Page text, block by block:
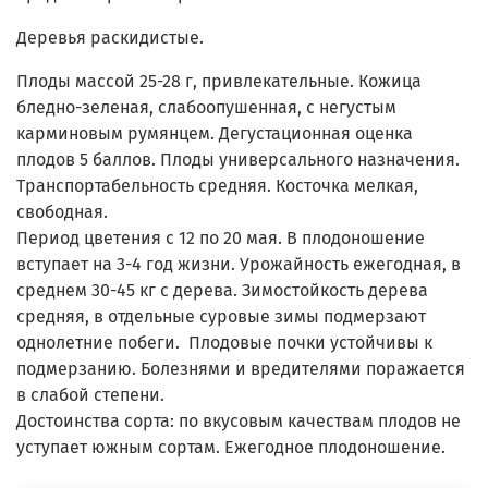
Деревья раскидистые.
Плоды массой 25-28 г, привлекательные. Кожица
бледно-зеленая, слабоопушенная, с негустым
карминовым румянцем. Дегустационная оценка
плодов 5 баллов. Плоды универсального назначения.
Транспортабель­ность средняя. Косточка мелкая,
свободная.
Период цветения с 12 по 20 мая. В плодоношение
вступает на 3-4 год жизни. Урожайность ежегодная, в
среднем 30-45 кг с дерева. Зимостойкость дерева
средняя, в отдельные суровые зимы подмерзают
однолетние побеги. Плодовые почки устойчивы к
подмерзанию. Болезнями и вредителями поражается
в слабой степени.
Достоинства сорта: по вкусовым качествам плодов не
усту­пает южным сортам. Ежегодное плодоношение.